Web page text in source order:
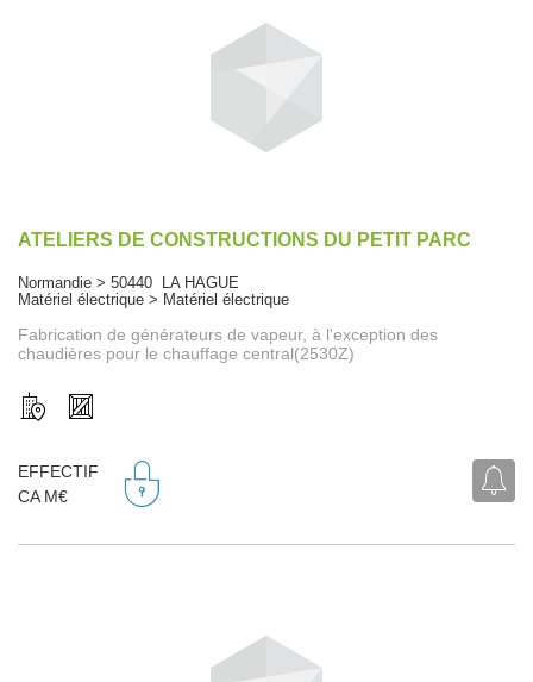
ATELIERS DE CONSTRUCTIONS DU PETIT PARC
Normandie > 50440 LA HAGUE
Matériel électrique > Matériel électrique
Fabrication de générateurs de vapeur, à l'exception des
chaudières pour le chauffage central(2530Z)
EFFECTIF
CA M€